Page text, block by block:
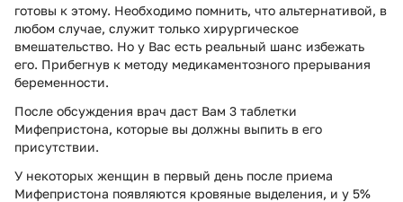
готовы к этому. Необходимо помнить, что альтернативой, в
любом случае, служит только хирургическое
вмешательство. Но у Вас есть реальный шанс избежать
его. Прибегнув к методу медикаментозного прерывания
беременности.
После обсуждения врач даст Вам 3 таблетки
Мифепристона, которые вы должны выпить в его
присутствии.
У некоторых женщин в первый день после приема
Мифепристона появляются кровяные выделения, и у 5%